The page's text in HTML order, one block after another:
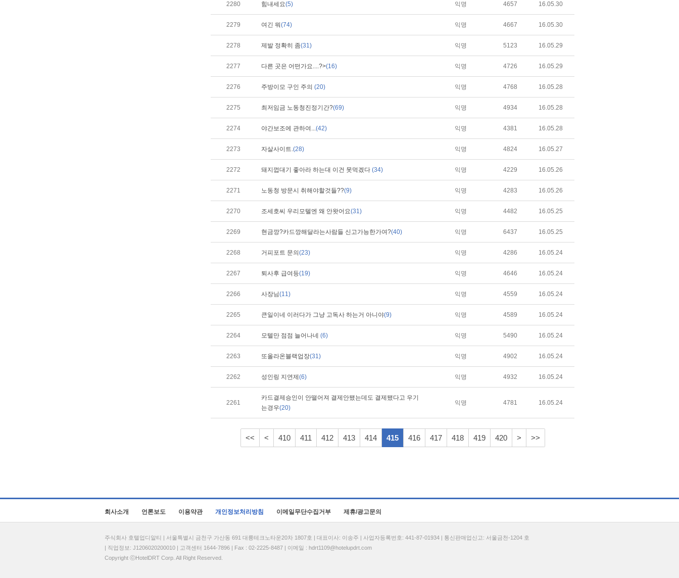
2280 힘내세요(5) 익명 4657 16.05.30
2279 여긴 뭐(74) 익명 4667 16.05.30
2278 제발 정확히 좀(31) 익명 5123 16.05.29
2277 다른 곳은 어떤가요....?>(16) 익명 4726 16.05.29
2276 주방이모 구인 주의 (20) 익명 4768 16.05.28
2275 최저임금 노동청진정기간?(69) 익명 4934 16.05.28
2274 야간보조에 관하여...(42) 익명 4381 16.05.28
2273 자살사이트.(28) 익명 4824 16.05.27
2272 돼지껍대기 좋아라 하는대 이건 못먹겠다 (34) 익명 4229 16.05.26
2271 노동청 방문시 취해야할것들??(9) 익명 4283 16.05.26
2270 조세호씨 우리모텔엔 왜 안왓어요(31) 익명 4482 16.05.25
2269 현금깡?카드깡해달라는사람들 신고가능한가여?(40) 익명 6437 16.05.25
2268 거피포트 문의 (23) 익명 4286 16.05.24
2267 퇴사후 급여등(19) 익명 4646 16.05.24
2266 사장님(11) 익명 4559 16.05.24
2265 큰일이네 이러다가 그냥 고독사 하는거 아니야(9) 익명 4589 16.05.24
2264 모텔만 점점 늘어나네 (6) 익명 5490 16.05.24
2263 또올라온블랙업장(31) 익명 4902 16.05.24
2262 성인링 지연제 (6) 익명 4932 16.05.24
2261
카드결제승인이 안떨어져 결제안됐는데도 결제됐다고 우기
는경우(20)
익명 4781 16.05.24
<< < 410 411 412 413 414 415 416 417 418 419 420 > >>
회사소개 언론보도 이용약관 개인정보처리방침 이메일무단수집거부 제휴/광고문의
주식회사 호텔업디알티 | 서울특별시 금천구 가산동 691 대륭테크노타운20차 1807호 | 대표이사: 이송주 | 사업자등록번호: 441-87-01934 | 통신판매업신고: 서울금천-1204 호
| 직업정보: J1206020200010 | 고객센터 1644-7896 | Fax : 02-2225-8487 | 이메일 : hdrt1109@hotelupdrt.com
Copyright ⓒHotelDRT Corp. All Right Reserved.